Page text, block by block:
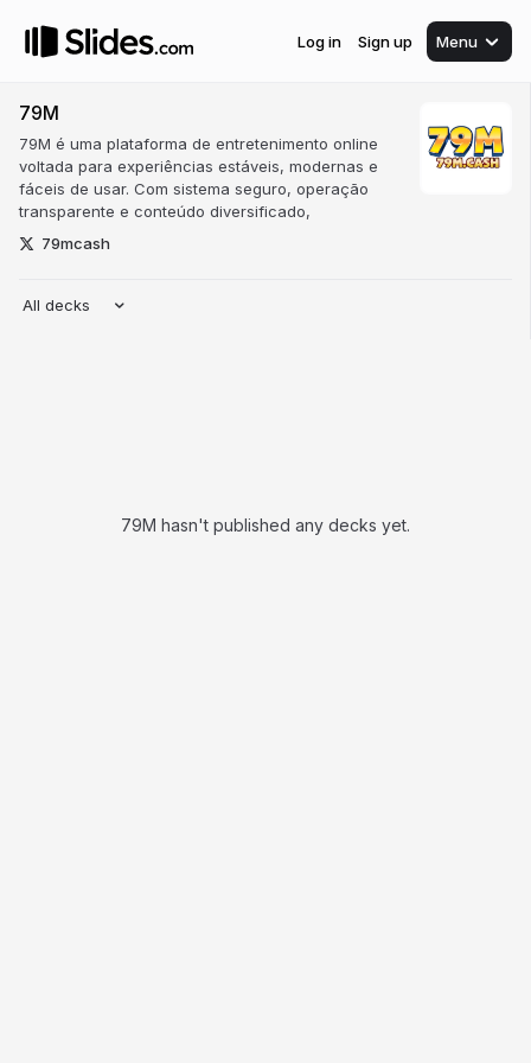
Log in Sign up Menu
79M
79M é uma plataforma de entretenimento online
voltada para experiências estáveis, modernas e
fáceis de usar. Com sistema seguro, operação
transparente e conteúdo diversificado,
79mcash
All decks
79M hasn't published any decks yet.